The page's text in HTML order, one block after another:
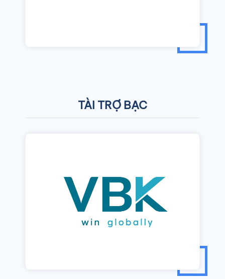
TÀI TRỢ BẠC